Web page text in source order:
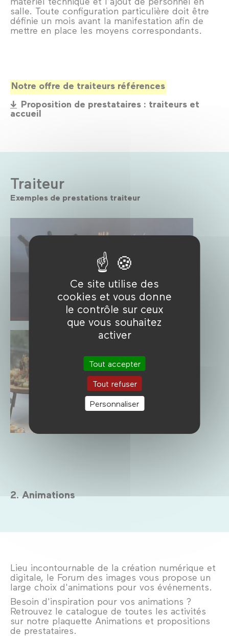
Ce site utilise des
cookies et vous donne
le contrôle sur ceux
que vous souhaitez
activer
Tout accepter
Tout refuser
Personnaliser
salle. Toute configuration particulière doit être
définie un mois avant la manifestation afin de
mettre en place les moyens correspondants.
Notre offre de traiteurs références
Proposition de prestataires : traiteurs et
accueil
Traiteur
Exemples de prestations traiteur
2. Animations
Lieu incontournable de la création numérique et
digitale, le Forum des images vous propose un
large choix d'animations pour vos événements.
Besoin d'inspiration pour vos animations ?
Retrouvez le catalogue de toutes les activités
sur notre plaquette Animations et propositions
de prestataires.